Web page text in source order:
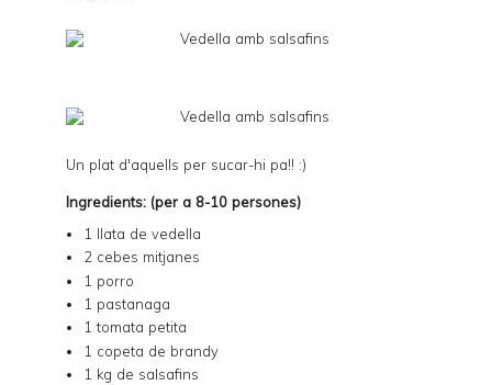
Un plat d'aquells per sucar-hi pa!! :)
Ingredients: (per a 8-10 persones)
1 llata de vedella
2 cebes mitjanes
1 porro
1 pastanaga
1 tomata petita
1 copeta de brandy
1 kg de salsafins